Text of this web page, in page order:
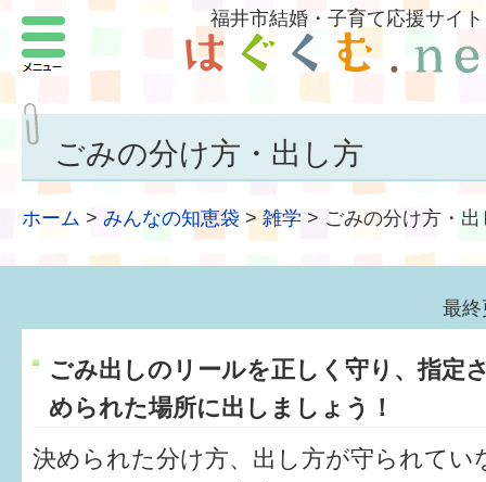
福井市結婚・子育て応援サイト
ごみの分け方・出し方
ホーム > みんなの知恵袋 > 雑学 > ごみの分け方・出
最終
ごみ出しのリールを正しく守り、指定
められた場所に出しましょう！
決められた分け方、出し方が守られてい
メニュー
結婚したい
子どもがほしい
子どもを育てよう
もしものときの緊急連絡先
届出・手当・助成